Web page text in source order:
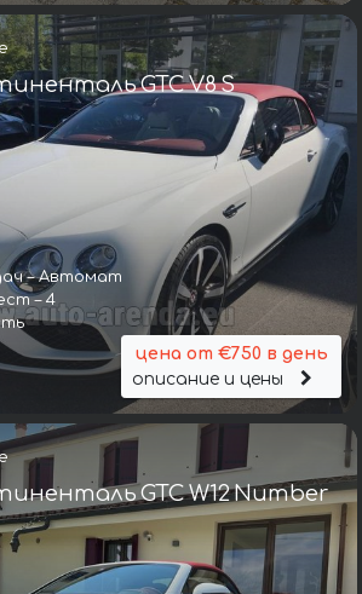
GTC V8 S
– Автомат
– 4
цена от €750 в день
описание и цены
GTC W12 Number